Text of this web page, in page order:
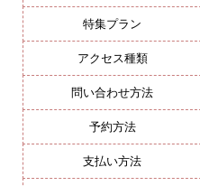
特集プラン
アクセス種類
問い合わせ方法
予約方法
支払い方法